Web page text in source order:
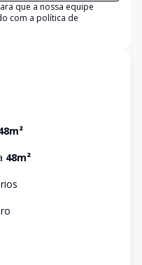
que a nossa equipe
com a política de
m²
48m²
s